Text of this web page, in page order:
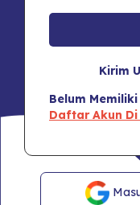
Kirim
Belum Memiliki
Daftar Akun Di